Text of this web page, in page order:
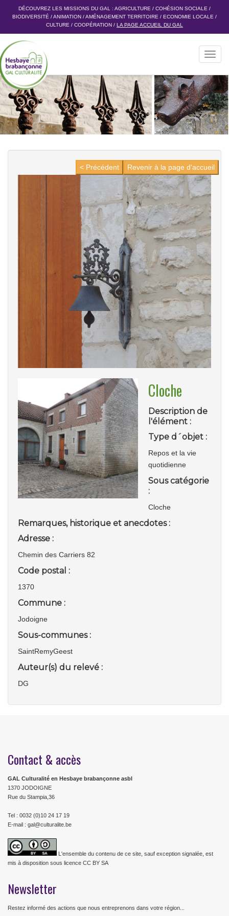
DÉCOUVREZ LES MISSIONS DU GAL : AGRICULTURE / COHÉSION SOCIALE /
BIODIVERSITÉ /ANIMATION /AMÉNAGEMENT TERRITOIRE / ECONOMIE LOCALE /
CULTURE / COOPÉRATION / LA PAGE ACCUEIL DU GAL
Revenir à la page d'accueil
< Précédent
Cloche
Description de
l'élément :
Type d´objet :
Repos et la vie
quotidienne
Sous catégorie
:
Cloche
Remarques, historique et anecdotes :
Adresse :
Chemin des Carriers 82
Code postal :
1370
Commune :
Jodoigne
Sous-communes :
SaintRemyGeest
Auteur(s) du relevé :
DG
Contact & accès
GAL Culturalité en Hesbaye brabançonne asbl
1370 JODOIGNE
Rue du Stampia,36
Tel : 0032 (0)10 24 17 19
E-mail : gal@culturalite.be
L'ensemble du contenu de ce site, sauf exception signalée, est
mis à disposition sous licence CC BY SA
Newsletter
Restez informé des actions que nous entreprenons dans votre région...